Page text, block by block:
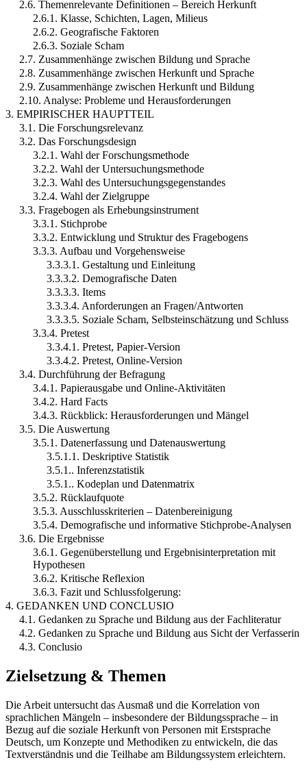
2.6. Themenrelevante Definitionen – Bereich Herkunft
2.6.1. Klasse, Schichten, Lagen, Milieus
2.6.2. Geografische Faktoren
2.6.3. Soziale Scham
2.7. Zusammenhänge zwischen Bildung und Sprache
2.8. Zusammenhänge zwischen Herkunft und Sprache
2.9. Zusammenhänge zwischen Herkunft und Bildung
2.10. Analyse: Probleme und Herausforderungen
3. EMPIRISCHER HAUPTTEIL
3.1. Die Forschungsrelevanz
3.2. Das Forschungsdesign
3.2.1. Wahl der Forschungsmethode
3.2.2. Wahl der Untersuchungsmethode
3.2.3. Wahl des Untersuchungsgegenstandes
3.2.4. Wahl der Zielgruppe
3.3. Fragebogen als Erhebungsinstrument
3.3.1. Stichprobe
3.3.2. Entwicklung und Struktur des Fragebogens
3.3.3. Aufbau und Vorgehensweise
3.3.3.1. Gestaltung und Einleitung
3.3.3.2. Demografische Daten
3.3.3.3. Items
3.3.3.4. Anforderungen an Fragen/Antworten
3.3.3.5. Soziale Scham, Selbsteinschätzung und Schluss
3.3.4. Pretest
3.3.4.1. Pretest, Papier-Version
3.3.4.2. Pretest, Online-Version
3.4. Durchführung der Befragung
3.4.1. Papierausgabe und Online-Aktivitäten
3.4.2. Hard Facts
3.4.3. Rückblick: Herausforderungen und Mängel
3.5. Die Auswertung
3.5.1. Datenerfassung und Datenauswertung
3.5.1.1. Deskriptive Statistik
3.5.1.. Inferenzstatistik
3.5.1.. Kodeplan und Datenmatrix
3.5.2. Rücklaufquote
3.5.3. Ausschlusskriterien – Datenbereinigung
3.5.4. Demografische und informative Stichprobe-Analysen
3.6. Die Ergebnisse
3.6.1. Gegenüberstellung und Ergebnisinterpretation mit
Hypothesen
3.6.2. Kritische Reflexion
3.6.3. Fazit und Schlussfolgerung:
4. GEDANKEN UND CONCLUSIO
4.1. Gedanken zu Sprache und Bildung aus der Fachliteratur
4.2. Gedanken zu Sprache und Bildung aus Sicht der Verfasserin
4.3. Conclusio
Zielsetzung & Themen
Die Arbeit untersucht das Ausmaß und die Korrelation von
sprachlichen Mängeln – insbesondere der Bildungssprache – in
Bezug auf die soziale Herkunft von Personen mit Erstsprache
Deutsch, um Konzepte und Methodiken zu entwickeln, die das
Textverständnis und die Teilhabe am Bildungssystem erleichtern.